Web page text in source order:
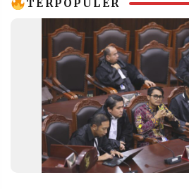
TERPOPULER